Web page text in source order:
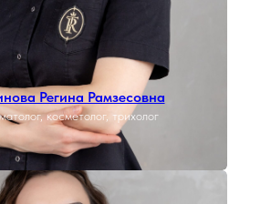
Регина Рамзесовна
косметолог, трихолог